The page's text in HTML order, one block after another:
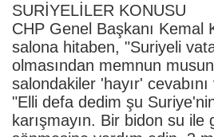
SURİYELİLER KONUSU
CHP Genel Başkanı Kemal
salona hitaben, "Suriyeli
olmasından memnun
salondakiler 'hayır'
"Elli defa dedim şu
karışmayın. Bir bidon su ile